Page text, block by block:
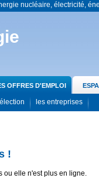
nucléaire, électricité,
OFFRES D'EMPLOI
les entreprises
!
ou elle n'est plus en ligne.